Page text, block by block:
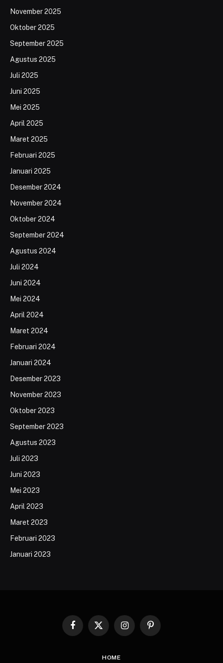
November 2025
Oktober 2025
September 2025
Agustus 2025
Juli 2025
Juni 2025
Mei 2025
April 2025
Maret 2025
Februari 2025
Januari 2025
Desember 2024
November 2024
Oktober 2024
September 2024
Agustus 2024
Juli 2024
Juni 2024
Mei 2024
April 2024
Maret 2024
Februari 2024
Januari 2024
Desember 2023
November 2023
Oktober 2023
September 2023
Agustus 2023
Juli 2023
Juni 2023
Mei 2023
April 2023
Maret 2023
Februari 2023
Januari 2023
Facebook
X
InstagramPinterest
HOME